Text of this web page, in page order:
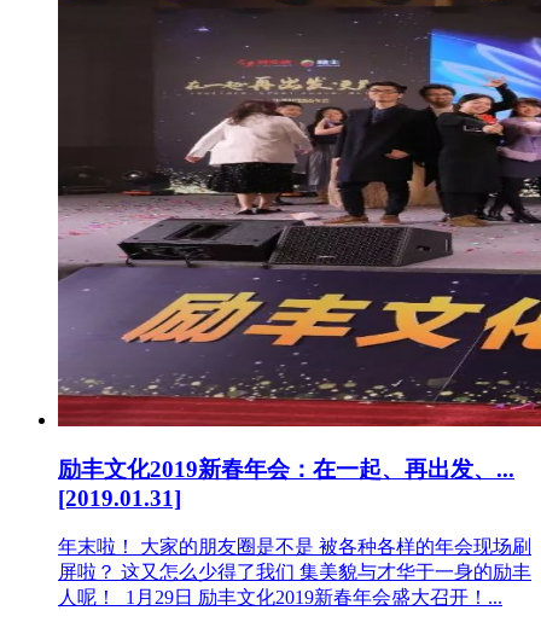
励丰文化2019新春年会：在一起、再出发、...
[2019.01.31]
年末啦！ 大家的朋友圈是不是 被各种各样的年会现场刷
屏啦？ 这又怎么少得了我们 集美貌与才华于一身的励丰
人呢！ 1月29日 励丰文化2019新春年会盛大召开！...